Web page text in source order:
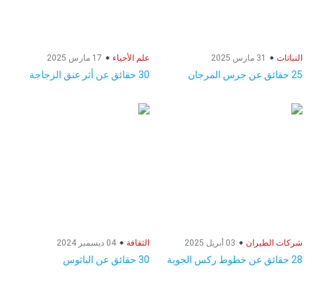
النباتات
25 حقائق عن جرس المرجان
علم الأحياء
30 حقائق عن أثر عنق الزجاجة
شركات الطيران
28 حقائق عن خطوط ركس الجوية
الثقافة
30 حقائق عن الباثوس